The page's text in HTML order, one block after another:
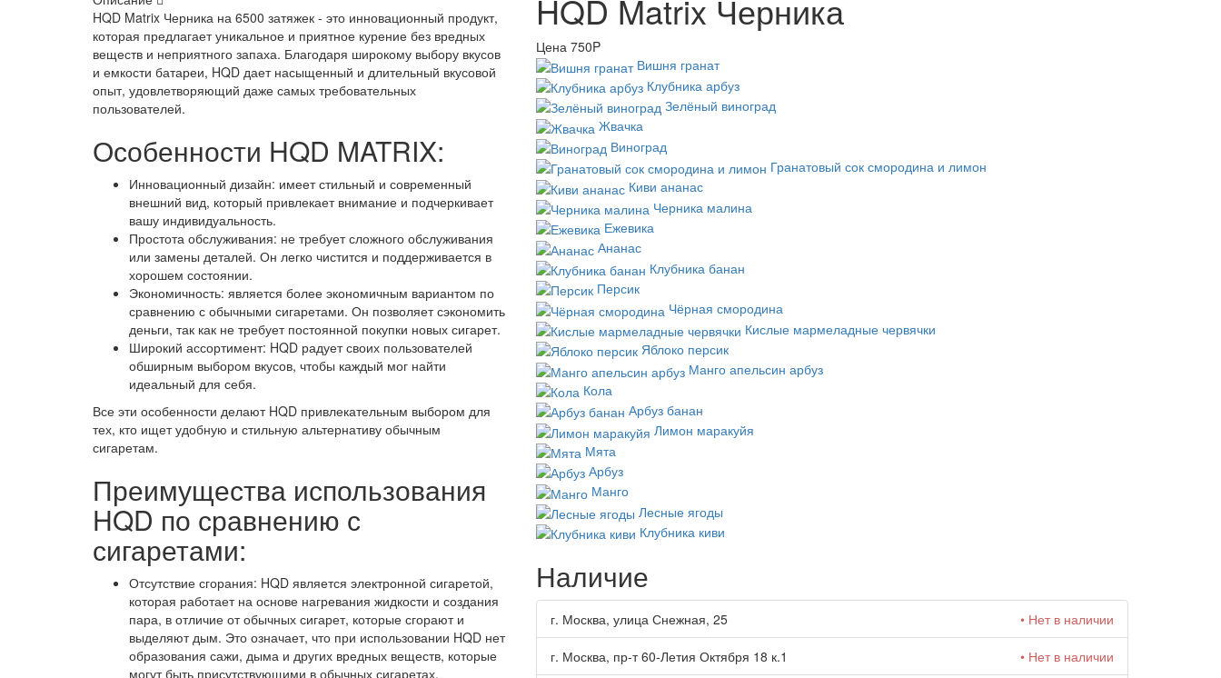
HQD Matrix Черника на 6500 затяжек - это инновационный продукт,
которая предлагает уникальное и приятное курение без вредных
веществ и неприятного запаха. Благодаря широкому выбору вкусов
и емкости батареи, HQD дает насыщенный и длительный вкусовой
опыт, удовлетворяющий даже самых требовательных
пользователей.
Особенности HQD MATRIX:
Инновационный дизайн: имеет стильный и современный
внешний вид, который привлекает внимание и подчеркивает
вашу индивидуальность.
Простота обслуживания: не требует сложного обслуживания
или замены деталей. Он легко чистится и поддерживается в
хорошем состоянии.
Экономичность: является более экономичным вариантом по
сравнению с обычными сигаретами. Он позволяет сэкономить
деньги, так как не требует постоянной покупки новых сигарет.
Широкий ассортимент: HQD радует своих пользователей
обширным выбором вкусов, чтобы каждый мог найти
идеальный для себя.
Все эти особенности делают HQD привлекательным выбором для
тех, кто ищет удобную и стильную альтернативу обычным
сигаретам.
Преимущества использования
HQD по сравнению с
сигаретами:
Отсутствие сгорания: HQD является электронной сигаретой,
которая работает на основе нагревания жидкости и создания
пара, в отличие от обычных сигарет, которые сгорают и
выделяют дым. Это означает, что при использовании HQD нет
образования сажи, дыма и других вредных веществ, которые
могут быть присутствующими в обычных сигаретах.
HQD Matrix Черника
Цена 750P
Вишня гранат
Клубника арбуз
Зелёный виноград
Жвачка
Виноград
Гранатовый сок смородина и лимон
Киви ананас
Черника малина
Ежевика
Ананас
Клубника банан
Персик
Чёрная смородина
Кислые мармеладные червячки
Яблоко персик
Манго апельсин арбуз
Кола
Арбуз банан
Лимон маракуйя
Мята
Арбуз
Манго
Лесные ягоды
Клубника киви
Наличие
г. Москва, улица Снежная, 25 • Нет в наличии
г. Москва, пр-т 60-Летия Октября 18 к.1 • Нет в наличии